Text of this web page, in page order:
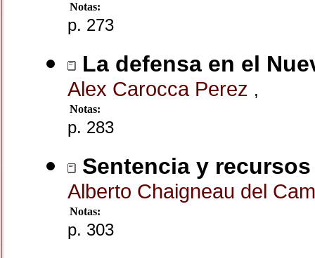
Notas:
p. 273
La defensa en el
Alex Carocca Perez ,
Notas:
p. 283
Sentencia y
Alberto Chaigneau del
Notas:
p. 303